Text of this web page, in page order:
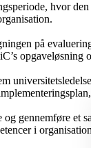
hvor
på
opgaveløsning
gennemføre et
i